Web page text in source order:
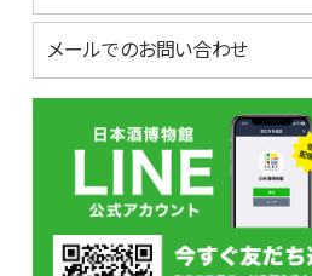
メールでのお問い合わせ